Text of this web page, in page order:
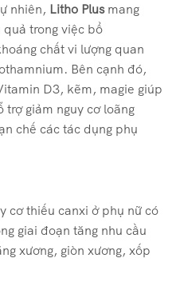
nhiên, Litho Plusmang
trong việc bổ
chất vi lượng quan
Bên cạnh đó,
D3, kẽm, magie giúp
giảm nguy cơ loãng
chế các tác dụng phụ
cơ thiếu canxi ở phụ nữ có
giai đoạn tăng nhu cầu
xương, giòn xương, xốp